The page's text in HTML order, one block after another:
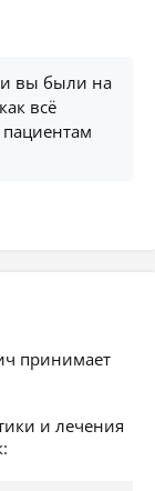
вы были на
всё
принимает
и лечения